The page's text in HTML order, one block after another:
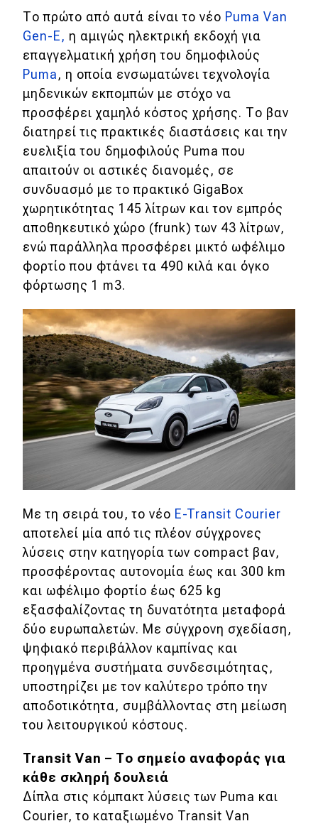
Δοκιμή
Αποστολή
Συγκρίνουμε
Αγώνες
Formula 1
WRC
Motorsport
Eco
Νέα
Τεχνολογία
Mobility
Σταθμοί φόρτισης
Classic
Παρουσιάσεις
DRIVE Away
MOTO
Μεταχειρισμένο
Οδηγός αγοράς
Συμβουλές
Χρηστικά
Συμβουλές
ΚΤΕΟ
Οδική βοήθεια
Το πρώτο από αυτά είναι το νέο Puma Van
Gen-E, η αμιγώς ηλεκτρική εκδοχή για
επαγγελματική χρήση του δημοφιλούς
Puma, η οποία ενσωματώνει τεχνολογία
μηδενικών εκπομπών με στόχο να
προσφέρει χαμηλό κόστος χρήσης. Το βαν
διατηρεί τις πρακτικές διαστάσεις και την
ευελιξία του δημοφιλούς Puma που
απαιτούν οι αστικές διανομές, σε
συνδυασμό με το πρακτικό GigaBox
χωρητικότητας 145 λίτρων και τον εμπρός
αποθηκευτικό χώρο (frunk) των 43 λίτρων,
ενώ παράλληλα προσφέρει μικτό ωφέλιμο
φορτίο που φτάνει τα 490 κιλά και όγκο
φόρτωσης 1 m3.
Με τη σειρά του, το νέο E-Transit Courier
αποτελεί μία από τις πλέον σύγχρονες
λύσεις στην κατηγορία των compact βαν,
προσφέροντας αυτονομία έως και 300 km
και ωφέλιμο φορτίο έως 625 kg
εξασφαλίζοντας τη δυνατότητα μεταφορά
δύο ευρωπαλετών. Με σύγχρονη σχεδίαση,
ψηφιακό περιβάλλον καμπίνας και
προηγμένα συστήματα συνδεσιμότητας,
υποστηρίζει με τον καλύτερο τρόπο την
αποδοτικότητα, συμβάλλοντας στη μείωση
του λειτουργικού κόστους.
Transit Van – Το σημείο αναφοράς για
κάθε σκληρή δουλειά
Δίπλα στις κόμπακτ λύσεις των Puma και
Courier, το καταξιωμένο Transit Van